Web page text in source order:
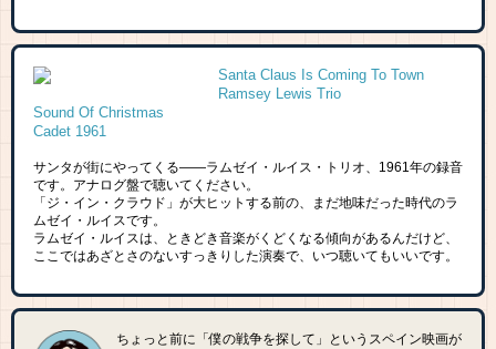
Santa Claus Is Coming To Town
Ramsey Lewis Trio
Sound Of Christmas
Cadet 1961
サンタが街にやってくる――ラムゼイ・ルイス・トリオ、1961年の録音
です。アナログ盤で聴いてください。
「ジ・イン・クラウド」が大ヒットする前の、まだ地味だった時代のラ
ムゼイ・ルイスです。
ラムゼイ・ルイスは、ときどき音楽がくどくなる傾向があるんだけど、
ここではあざとさのないすっきりした演奏で、いつ聴いてもいいです。
ちょっと前に「僕の戦争を探して」というスペイン映画が